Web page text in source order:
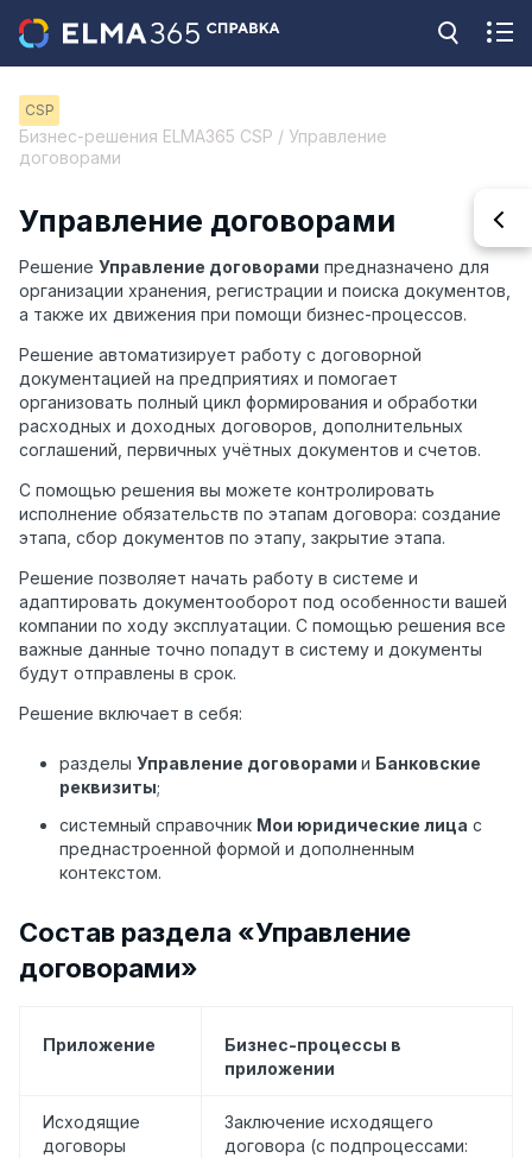
CSP
Бизнес-решения ELMA365 CSP / Управление
договорами
Управление договорами
Решение Управление договорами предназначено для
организации хранения, регистрации и поиска документов,
а также их движения при помощи бизнес-процессов.
Решение автоматизирует работу с договорной
документацией на предприятиях и помогает
организовать полный цикл формирования и обработки
расходных и доходных договоров, дополнительных
соглашений, первичных учётных документов и счетов.
С помощью решения вы можете контролировать
исполнение обязательств по этапам договора: создание
этапа, сбор документов по этапу, закрытие этапа.
Решение позволяет начать работу в системе и
адаптировать документооборот под особенности вашей
компании по ходу эксплуатации. С помощью решения все
важные данные точно попадут в систему и документы
будут отправлены в срок.
Решение включает в себя:
разделы Управление договорами и Банковские
реквизиты;
системный справочник Мои юридические лица с
преднастроенной формой и дополненным
контекстом.
Состав раздела «Управление
договорами»
Приложение
Бизнес-процессы в
приложении
Исходящие
договоры
Заключение исходящего
договора (с подпроцессами: